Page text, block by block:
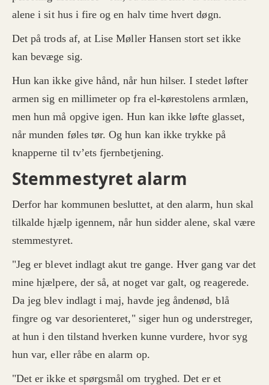
alene i sit hus i fire og en halv time hvert døgn.
Det på trods af, at Lise Møller Hansen stort set ikke
kan bevæge sig.
Hun kan ikke give hånd, når hun hilser. I stedet løfter
armen sig en millimeter op fra el-kørestolens armlæn,
men hun må opgive igen. Hun kan ikke løfte glasset,
når munden føles tør. Og hun kan ikke trykke på
knapperne til tv’ets fjernbetjening.
Stemmestyret alarm
Derfor har kommunen besluttet, at den alarm, hun skal
tilkalde hjælp igennem, når hun sidder alene, skal være
stemmestyret.
"Jeg er blevet indlagt akut tre gange. Hver gang var det
mine hjælpere, der så, at noget var galt, og reagerede.
Da jeg blev indlagt i maj, havde jeg åndenød, blå
fingre og var desorienteret," siger hun og understreger,
at hun i den tilstand hverken kunne vurdere, hvor syg
hun var, eller råbe en alarm op.
"Det er ikke et spørgsmål om tryghed. Det er et